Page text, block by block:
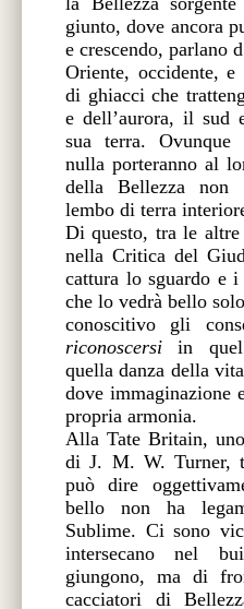
giunto, dove ancora
e crescendo, parlano
Oriente, occidente,
di ghiacci che
e dell’aurora, il sud
sua terra. Ovunque
nulla porteranno al
della Bellezza non
lembo di terra
Di questo, tra le
nella Critica del
cattura lo sguardo e i
che lo vedrà bello
conoscitivo gli
riconoscersi in quel
quella danza della
dove immaginazione
propria armonia.
Alla Tate Britain,
di J. M. W. Turner,
può dire
bello non ha
Sublime. Ci sono
intersecano nel
giungono, ma di
cacciatori di